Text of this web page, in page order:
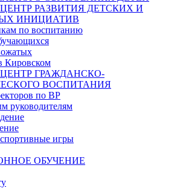
РАЗВИТИЯ ДЕТСКИХ И
ИНИЦИАТИВ
по воспитанию
Кировском
ГРАЖДАНСКО-
ВОСПИТАНИЯ
по ВР
руководителям
игры
ОБУЧЕНИЕ